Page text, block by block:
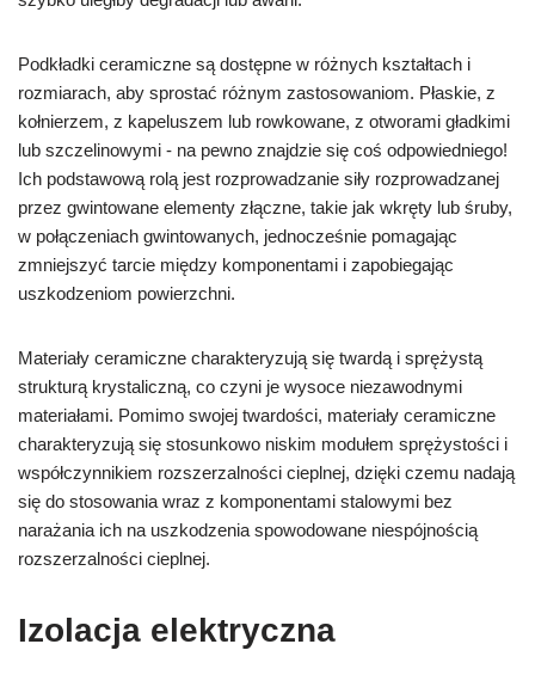
Podkładki ceramiczne są dostępne w różnych kształtach i
rozmiarach, aby sprostać różnym zastosowaniom. Płaskie, z
kołnierzem, z kapeluszem lub rowkowane, z otworami gładkimi
lub szczelinowymi - na pewno znajdzie się coś odpowiedniego!
Ich podstawową rolą jest rozprowadzanie siły rozprowadzanej
przez gwintowane elementy złączne, takie jak wkręty lub śruby,
w połączeniach gwintowanych, jednocześnie pomagając
zmniejszyć tarcie między komponentami i zapobiegając
uszkodzeniom powierzchni.
Materiały ceramiczne charakteryzują się twardą i sprężystą
strukturą krystaliczną, co czyni je wysoce niezawodnymi
materiałami. Pomimo swojej twardości, materiały ceramiczne
charakteryzują się stosunkowo niskim modułem sprężystości i
współczynnikiem rozszerzalności cieplnej, dzięki czemu nadają
się do stosowania wraz z komponentami stalowymi bez
narażania ich na uszkodzenia spowodowane niespójnością
rozszerzalności cieplnej.
Izolacja elektryczna